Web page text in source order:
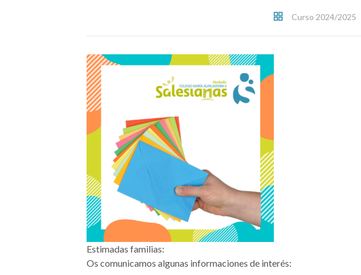
Curso 2024/2025
Estimadas familias:
Os comunicamos algunas informaciones de interés: